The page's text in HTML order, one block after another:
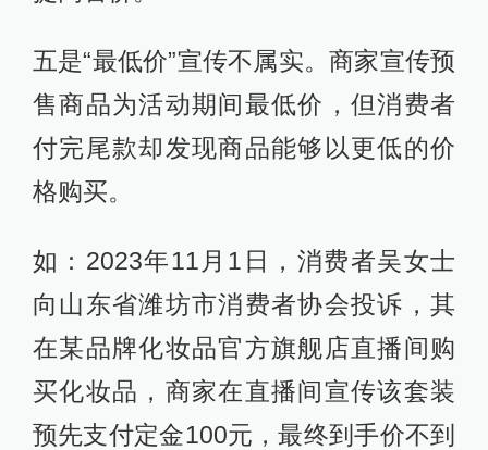
五是“最低价”宣传不属实。商家宣传预
售商品为活动期间最低价，但消费者
付完尾款却发现商品能够以更低的价
格购买。
如：2023年11月1日，消费者吴女士
向山东省潍坊市消费者协会投诉，其
在某品牌化妆品官方旗舰店直播间购
买化妆品，商家在直播间宣传该套装
预先支付定金100元，最终到手价不到